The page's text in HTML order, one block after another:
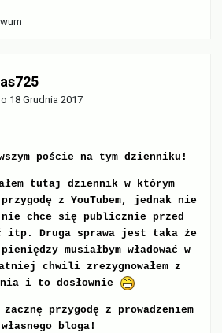
18 Grudnia 2017
poście na tym dzienniku!
tutaj dziennik w którym
z YouTubem, jednak nie
nie chce się publicznie przed
itp. Druga sprawa jest taka że
musiałbym władować w
chwili zrezygnowałem z
i to dosłownie
przygodę z prowadzeniem
własnego bloga!